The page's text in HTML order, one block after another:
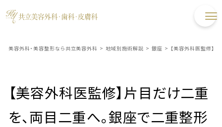
美容外科・美容整形なら共立美容外科 > 地域別施術解説 > 銀座 > 【美容外科医監修】
【美容外科医監修】片目だけ二重
を、両目二重へ。銀座で二重整形